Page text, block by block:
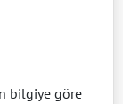
bilgiye göre